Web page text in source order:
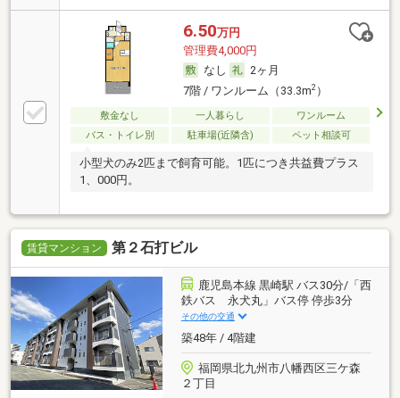
6.50万円
管理費4,000円
なし
2ヶ月
7階 / ワンルーム（33.3m2）
敷金なし 一人暮らし
ワンルーム
バス・トイレ別
駐車場(近隣含) ペット相談可
小型犬のみ2匹まで飼育可能。1匹につき共益費プラス
1、000円。
賃貸マンション 第２石打ビル
鹿児島本線 黒崎駅 バス30分/「西
鉄バス 永犬丸」バス停 停歩3分
その他の交通
築48年 / 4階建
福岡県北九州市八幡西区三ケ森
２丁目